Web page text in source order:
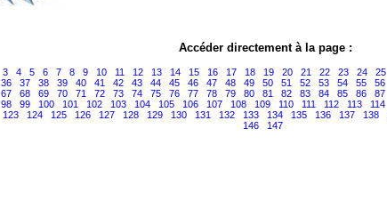
Accéder directement à la page :
3 4 5 6 7 8 9 10 11 12 13 14 15 16 17 18 19 20 21 22 23 24 25
36 37 38 39 40 41 42 43 44 45 46 47 48 49 50 51 52 53 54 55 56
67 68 69 70 71 72 73 74 75 76 77 78 79 80 81 82 83 84 85 86 87
98 99 100 101 102 103 104 105 106 107 108 109 110 111 112 113 114
123 124 125 126 127 128 129 130 131 132 133 134 135 136 137 138
146
147